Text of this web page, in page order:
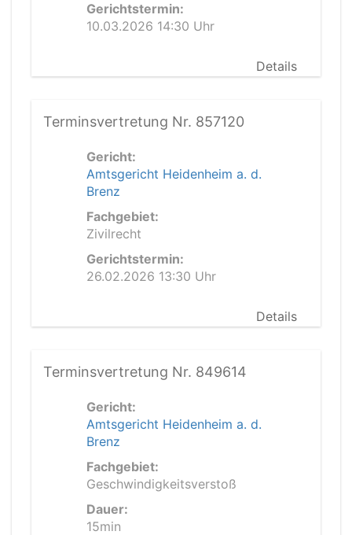
Gerichtstermin:
10.03.2026 14:30 Uhr
Details
Terminsvertretung Nr. 857120
Gericht:
Amtsgericht Heidenheim a. d.
Brenz
Fachgebiet:
Zivilrecht
Gerichtstermin:
26.02.2026 13:30 Uhr
Details
Terminsvertretung Nr. 849614
Gericht:
Amtsgericht Heidenheim a. d.
Brenz
Fachgebiet:
Geschwindigkeitsverstoß
Dauer:
15min